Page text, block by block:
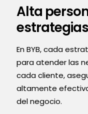
Alta
estrategias
En BYB, cada
para atender las
cada cliente,
altamente
del negocio.